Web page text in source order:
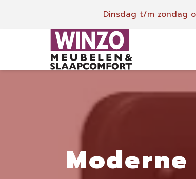
Dinsdag t/m zondag